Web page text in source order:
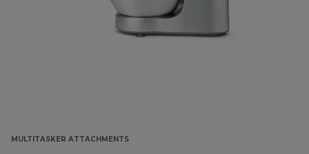
MULTITASKER ATTACHMENTS